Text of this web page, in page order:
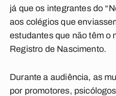
já que os integrantes do
aos colégios que
estudantes que não têm o
Registro de Nascimento.
Durante a audiência, as
por promotores,